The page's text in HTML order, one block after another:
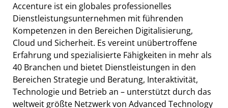
Accenture ist ein globales professionelles
Dienstleistungsunternehmen mit führenden
Kompetenzen in den Bereichen Digitalisierung,
Cloud und Sicherheit. Es vereint unübertroffene
Erfahrung und spezialisierte Fähigkeiten in mehr als
40 Branchen und bietet Dienstleistungen in den
Bereichen Strategie und Beratung, Interaktivität,
Technologie und Betrieb an – unterstützt durch das
weltweit größte Netzwerk von Advanced Technology